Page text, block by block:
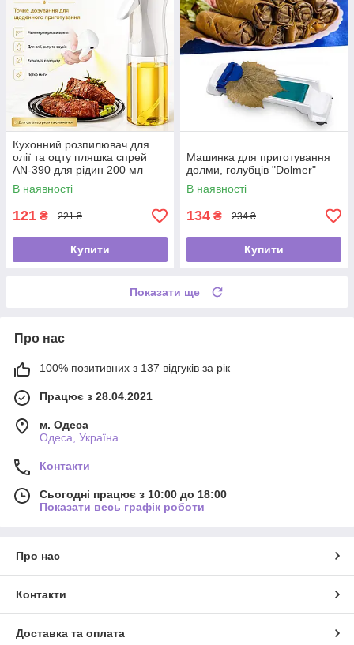
Кухонний розпилювач для
олії та оцту пляшка спрей
AN-390 для рідин 200 мл
В наявності
121 ₴ 221 ₴
Купити
Машинка для приготування
долми, голубців "Dolmer"
В наявності
134 ₴ 234 ₴
Купити
Показати ще
Про нас
100% позитивних з 137 відгуків за рік
Працює з 28.04.2021
м. Одеса
Одеса, Україна
Контакти
Сьогодні працює з 10:00 до 18:00
Показати весь графік роботи
Про нас
Контакти
Доставка та оплата